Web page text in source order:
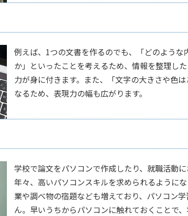
例えば、1つの文書を作るのでも、「どのよう
か」といったことを考えるため、情報を整理し
力が身に付きます。また、「文字の大きさや色
なるため、表現力の幅も広がります。
学校で論文をパソコンで作成したり、就職活動
年々、高いパソコンスキルを求められるように
業や調べ物の宿題なども増えており、パソコン
ん。早いうちからパソコンに触れておくことで